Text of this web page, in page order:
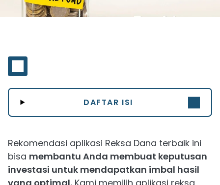
DAFTAR ISI
Rekomendasi aplikasi Reksa Dana terbaik ini
bisa membantu Anda membuat keputusan
investasi untuk mendapatkan imbal hasil